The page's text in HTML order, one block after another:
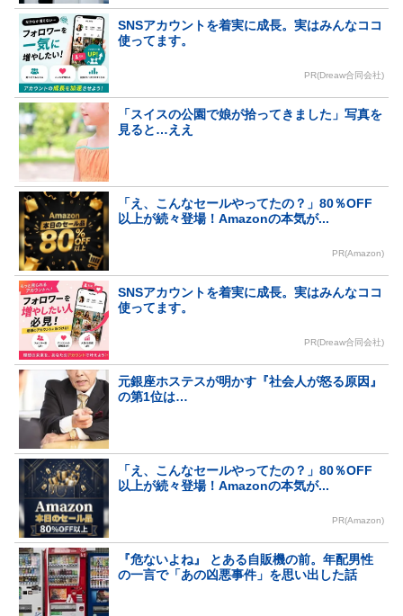
SNSアカウントを着実に成長。実はみんなココ
使ってます。
PR(Dreaw合同会社)
「スイスの公園で娘が拾ってきました」写真を
見ると…ええ
「え、こんなセールやってたの？」80％OFF
以上が続々登場！Amazonの本気が...
PR(Amazon)
SNSアカウントを着実に成長。実はみんなココ
使ってます。
PR(Dreaw合同会社)
元銀座ホステスが明かす『社会人が怒る原因』
の第1位は…
「え、こんなセールやってたの？」80％OFF
以上が続々登場！Amazonの本気が...
PR(Amazon)
『危ないよね』 とある自販機の前。年配男性
の一言で「あの凶悪事件」を思い出した話